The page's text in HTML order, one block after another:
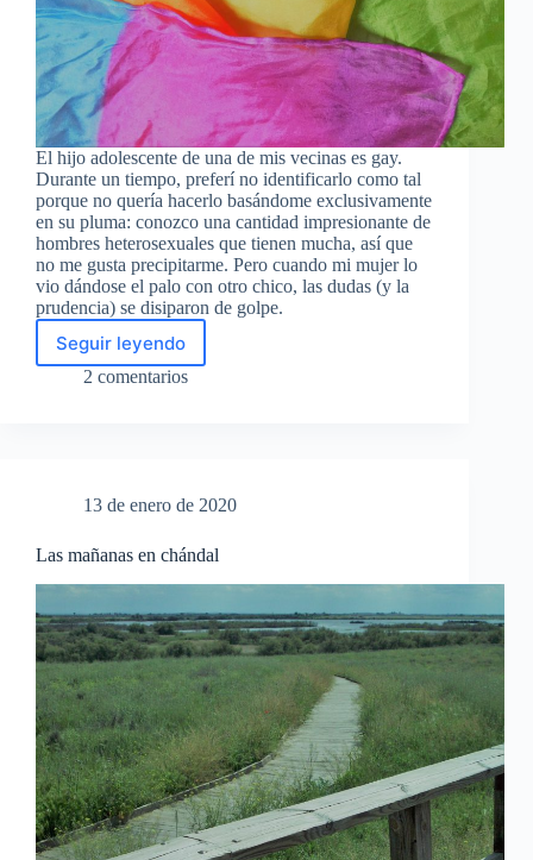
El hijo adolescente de una de mis vecinas es gay.
Durante un tiempo, preferí no identificarlo como tal
porque no quería hacerlo basándome exclusivamente
en su pluma: conozco una cantidad impresionante de
hombres heterosexuales que tienen mucha, así que
no me gusta precipitarme. Pero cuando mi mujer lo
vio dándose el palo con otro chico, las dudas (y la
prudencia) se disiparon de golpe.
Seguir leyendo
Convertirse
en
2 comentarios
13 de enero de 2020
Las mañanas en chándal